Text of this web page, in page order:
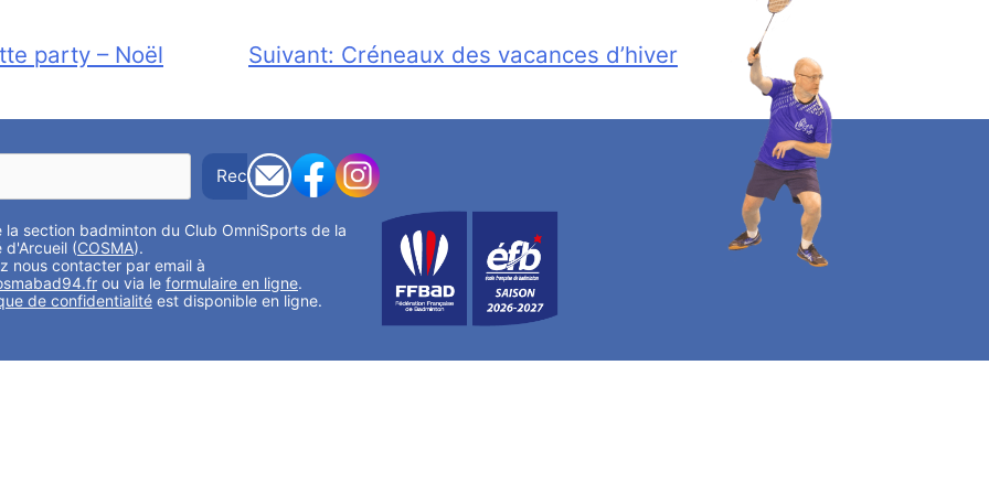
party – Noël
Suivant: Créneaux des vacances d’hiver
Rechercher
la section badminton du Club OmniSports de la
d'Arcueil (COSMA).
nous contacter par email à
ou via le formulaire en ligne.
de confidentialité est disponible en ligne.